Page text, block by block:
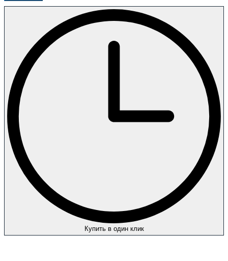
Купить в один клик